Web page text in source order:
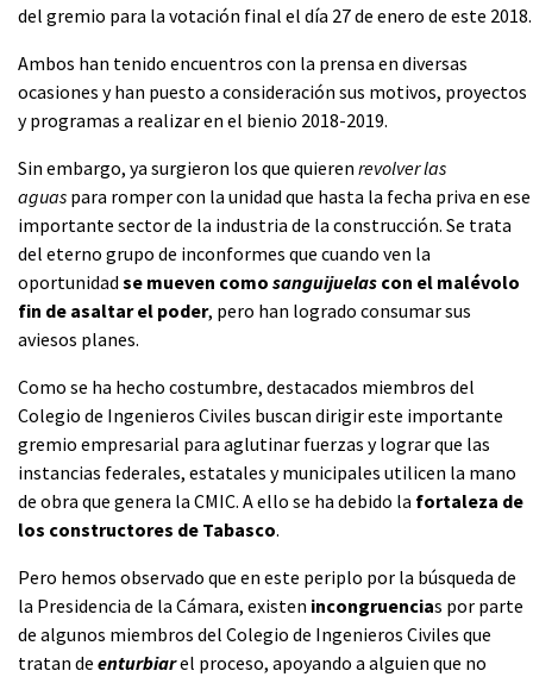
del gremio para la votación final el día 27 de enero de este 2018.
Ambos han tenido encuentros con la prensa en diversas
ocasiones y han puesto a consideración sus motivos, proyectos
y programas a realizar en el bienio 2018-2019.
Sin embargo, ya surgieron los que quieren revolver las
aguas para romper con la unidad que hasta la fecha priva en ese
importante sector de la industria de la construcción. Se trata
del eterno grupo de inconformes que cuando ven la
oportunidad se mueven como sanguijuelas con el malévolo
fin de asaltar el poder, pero han logrado consumar sus
aviesos planes.
Como se ha hecho costumbre, destacados miembros del
Colegio de Ingenieros Civiles buscan dirigir este importante
gremio empresarial para aglutinar fuerzas y lograr que las
instancias federales, estatales y municipales utilicen la mano
de obra que genera la CMIC. A ello se ha debido la fortaleza de
los constructores de Tabasco.
Pero hemos observado que en este periplo por la búsqueda de
la Presidencia de la Cámara, existen incongruencias por parte
de algunos miembros del Colegio de Ingenieros Civiles que
tratan de enturbiarel proceso, apoyando a alguien que no